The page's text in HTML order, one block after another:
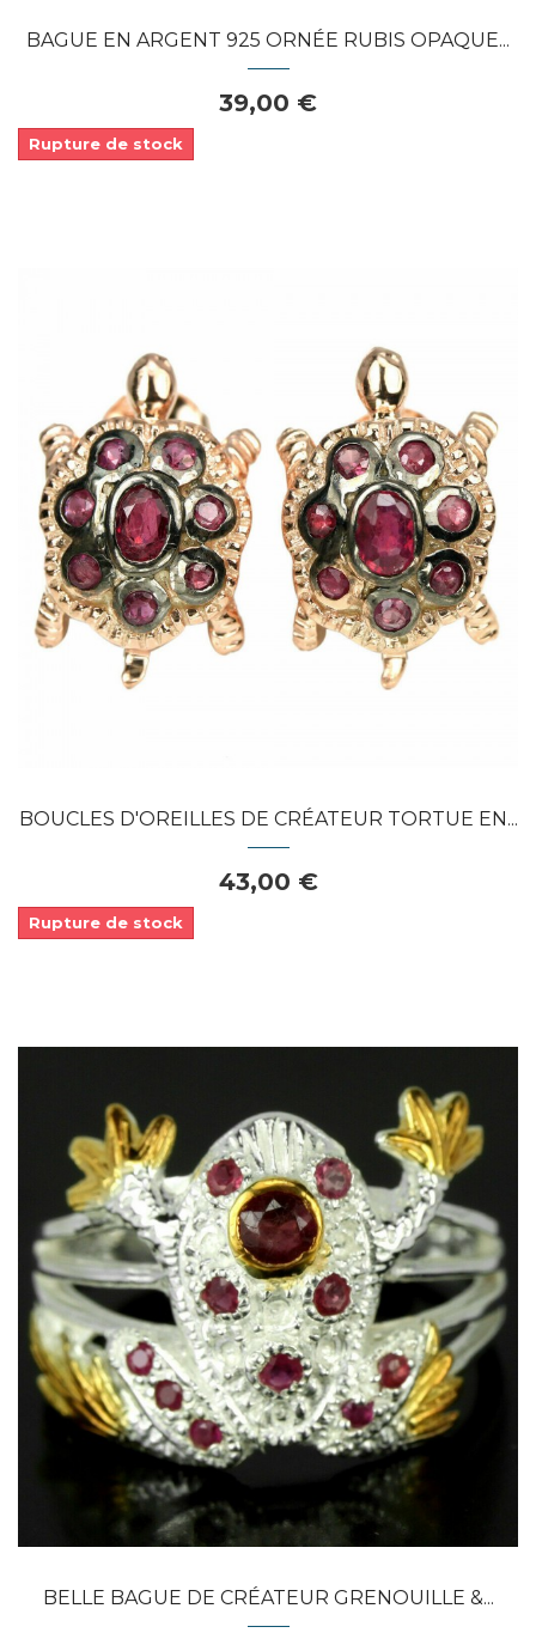
BAGUE EN ARGENT 925 ORNÉE RUBIS OPAQUE...
39,00 €
Rupture de stock
Dans mon panier
APERÇU RAPIDE
BOUCLES D'OREILLES DE CRÉATEUR TORTUE EN...
43,00 €
Rupture de stock
Dans mon panier
APERÇU RAPIDE
BELLE BAGUE DE CRÉATEUR GRENOUILLE &...